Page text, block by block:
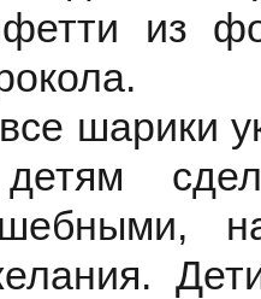
из
шарики
детям